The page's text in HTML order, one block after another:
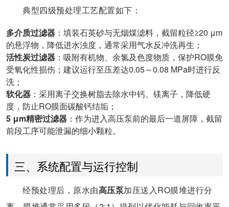
典型四级预处理工艺配置如下：
多介质过滤器 ：填装石英砂与无烟煤滤料，截留粒径≥20 μm
的悬浮物，降低进水浊度，通常采用气水反冲洗再生；
活性炭过滤器 ：吸附有机物、余氯及色度物质，保护RO膜免
受氧化性损伤；建议运行至压差达0.05～0.08 MPa时进行反
洗；
软化器 ：采用离子交换树脂去除水中钙、镁离子，降低硬
度，防止RO膜面碳酸钙结垢；
5 μm精密过滤器 ：作为进入高压泵前的最后一道屏障，截留
前段工序可能泄漏的细小颗粒。
三、系统配置与运行控制
经预处理后，原水由高压泵加压送入RO膜堆进行分